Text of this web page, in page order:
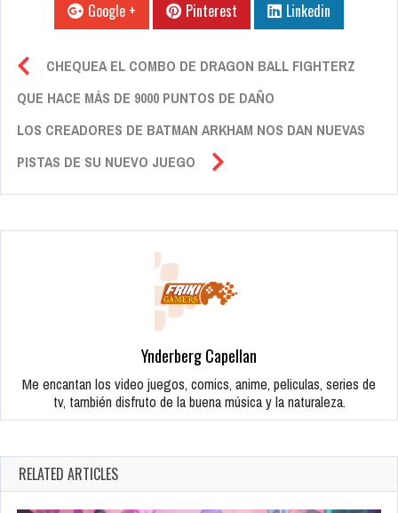
Google +
Pinterest Linkedin
CHEQUEA EL COMBO DE DRAGON BALL FIGHTERZ
QUE HACE MÁS DE 9000 PUNTOS DE DAÑO
LOS CREADORES DE BATMAN ARKHAM NOS DAN NUEVAS
PISTAS DE SU NUEVO JUEGO
Ynderberg Capellan
Me encantan los video juegos, comics, anime, peliculas, series de
tv, también disfruto de la buena música y la naturaleza.
RELATED ARTICLES